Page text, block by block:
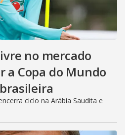
no mercado
a Copa do Mundo
ciclo na Arábia Saudita e